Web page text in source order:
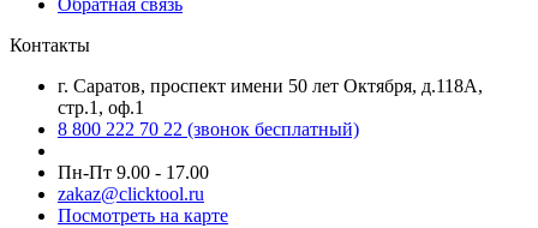
Обратная связь
Контакты
г. Саратов, проспект имени 50 лет Октября, д.118А,
стр.1, оф.1
8 800 222 70 22 (звонок бесплатный)
Пн-Пт 9.00 - 17.00
zakaz@clicktool.ru
Посмотреть на карте